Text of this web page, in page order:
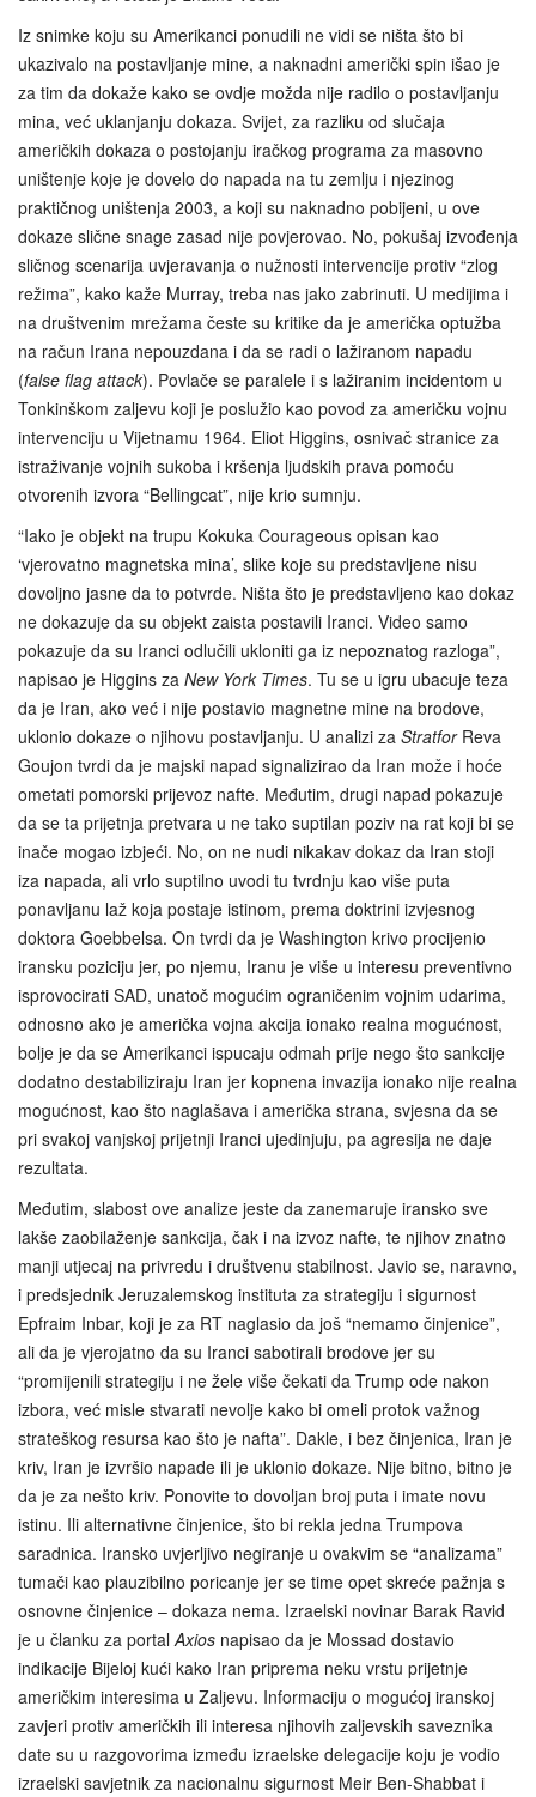
Iz snimke koju su Amerikanci ponudili ne vidi se ništa što bi
ukazivalo na postavljanje mine, a naknadni američki spin išao je
za tim da dokaže kako se ovdje možda nije radilo o postavljanju
mina, već uklanjanju dokaza. Svijet, za razliku od slučaja
američkih dokaza o postojanju iračkog programa za masovno
uništenje koje je dovelo do napada na tu zemlju i njezinog
praktičnog uništenja 2003, a koji su naknadno pobijeni, u ove
dokaze slične snage zasad nije povjerovao. No, pokušaj izvođenja
sličnog scenarija uvjeravanja o nužnosti intervencije protiv “zlog
režima”, kako kaže Murray, treba nas jako zabrinuti. U medijima i
na društvenim mrežama česte su kritike da je američka optužba
na račun Irana nepouzdana i da se radi o lažiranom napadu
(false flag attack). Povlače se paralele i s lažiranim incidentom u
Tonkinškom zaljevu koji je poslužio kao povod za američku vojnu
intervenciju u Vijetnamu 1964. Eliot Higgins, osnivač stranice za
istraživanje vojnih sukoba i kršenja ljudskih prava pomoću
otvorenih izvora “Bellingcat”, nije krio sumnju.
“Iako je objekt na trupu Kokuka Courageous opisan kao
‘vjerovatno magnetska mina’, slike koje su predstavljene nisu
dovoljno jasne da to potvrde. Ništa što je predstavljeno kao dokaz
ne dokazuje da su objekt zaista postavili Iranci. Video samo
pokazuje da su Iranci odlučili ukloniti ga iz nepoznatog razloga”,
napisao je Higgins za New York Times. Tu se u igru ubacuje teza
da je Iran, ako već i nije postavio magnetne mine na brodove,
uklonio dokaze o njihovu postavljanju. U analizi za StratforReva
Goujon tvrdi da je majski napad signalizirao da Iran može i hoće
ometati pomorski prijevoz nafte. Međutim, drugi napad pokazuje
da se ta prijetnja pretvara u ne tako suptilan poziv na rat koji bi se
inače mogao izbjeći. No, on ne nudi nikakav dokaz da Iran stoji
iza napada, ali vrlo suptilno uvodi tu tvrdnju kao više puta
ponavljanu laž koja postaje istinom, prema doktrini izvjesnog
doktora Goebbelsa. On tvrdi da je Washington krivo procijenio
iransku poziciju jer, po njemu, Iranu je više u interesu preventivno
isprovocirati SAD, unatoč mogućim ograničenim vojnim udarima,
odnosno ako je američka vojna akcija ionako realna mogućnost,
bolje je da se Amerikanci ispucaju odmah prije nego što sankcije
dodatno destabiliziraju Iran jer kopnena invazija ionako nije realna
mogućnost, kao što naglašava i američka strana, svjesna da se
pri svakoj vanjskoj prijetnji Iranci ujedinjuju, pa agresija ne daje
rezultata.
Međutim, slabost ove analize jeste da zanemaruje iransko sve
lakše zaobilaženje sankcija, čak i na izvoz nafte, te njihov znatno
manji utjecaj na privredu i društvenu stabilnost. Javio se, naravno,
i predsjednik Jeruzalemskog instituta za strategiju i sigurnost
Epfraim Inbar, koji je za RT naglasio da još “nemamo činjenice”,
ali da je vjerojatno da su Iranci sabotirali brodove jer su
“promijenili strategiju i ne žele više čekati da Trump ode nakon
izbora, već misle stvarati nevolje kako bi omeli protok važnog
strateškog resursa kao što je nafta”. Dakle, i bez činjenica, Iran je
kriv, Iran je izvršio napade ili je uklonio dokaze. Nije bitno, bitno je
da je za nešto kriv. Ponovite to dovoljan broj puta i imate novu
istinu. Ili alternativne činjenice, što bi rekla jedna Trumpova
saradnica. Iransko uvjerljivo negiranje u ovakvim se “analizama”
tumači kao plauzibilno poricanje jer se time opet skreće pažnja s
osnovne činjenice – dokaza nema. Izraelski novinar Barak Ravid
je u članku za portal Axios napisao da je Mossad dostavio
indikacije Bijeloj kući kako Iran priprema neku vrstu prijetnje
američkim interesima u Zaljevu. Informaciju o mogućoj iranskoj
zavjeri protiv američkih ili interesa njihovih zaljevskih saveznika
date su u razgovorima između izraelske delegacije koju je vodio
izraelski savjetnik za nacionalnu sigurnost Meir Ben-Shabbat i